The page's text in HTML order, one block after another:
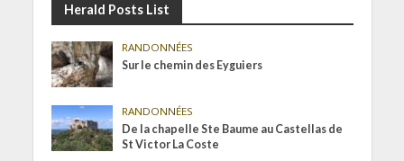
Herald Posts List
RANDONNÉES
Sur le chemin des Eyguiers
RANDONNÉES
De la chapelle Ste Baume au Castellas de
St Victor La Coste